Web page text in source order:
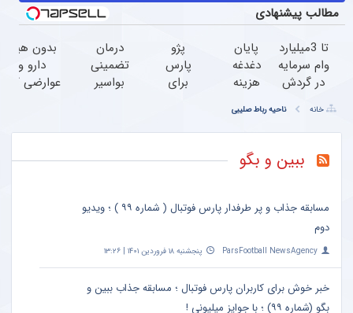
مطالب پیشنهادی
تا 3میلیارد
وام سرمایه
در گردش
=>
فروشگاهت
رو ثبت
کن
پایان
دغدغه
هزینه
دندان
پزشکی
با پک
سفید
خانگی
پژو
پارس
برای
با
تر
درمان
تضمینی
بواسیر
فوق
بدون هیچ
دارو و
عوارضی کمر
(پرسش‌نامه)
خانه ناحیه رباط صلیبی
ببین و بگو
مسابقه جذاب و پر طرفدار پارس فوتبال ( شماره ۹۹ ) ؛ ویدیو
دوم
ParsFootball NewsAgency پنجشنبه ۱۸ فروردین ۱۴۰۱ | ۱۳:۲۶
خبر خوش برای کاربران پارس فوتبال ؛ مسابقه جذاب ببین و
بگو (شماره ۹۹) ؛ با جوایز میلیونی !